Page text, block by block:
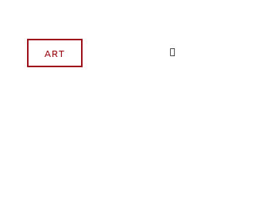
ART